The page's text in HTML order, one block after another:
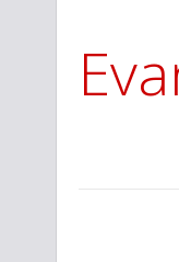
STAR TREK: